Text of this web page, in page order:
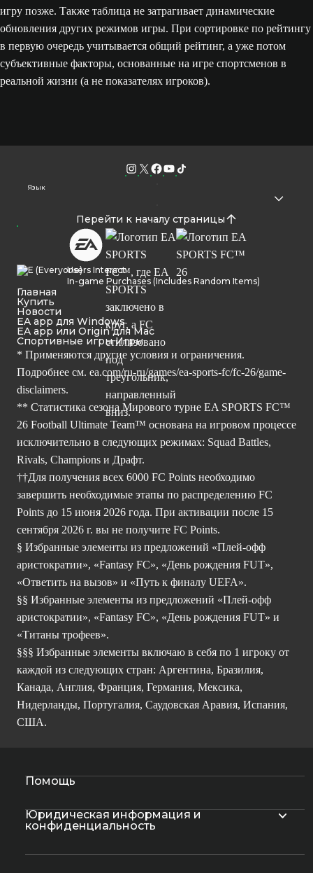
игру позже. Также таблица не затрагивает динамические
обновления других режимов игры. При сортировке по рейтингу
в первую очередь учитывается общий рейтинг, а уже потом
субъективные факторы, основанные на игре спортсменов в
реальной жизни (а не показателях игроков).
Язык
Перейти к началу страницы
Users Interact
In-game Purchases (Includes Random Items)
Главная
Купить
Новости
EA app для Windows
EA app или Origin для Mac
Спортивные игры Игры
* Применяются другие условия и ограничения.
Подробнее см. ea.com/ru-ru/games/ea-sports-fc/fc-26/game-
disclaimers.
** Статистика сезона Мирового турне EA SPORTS FC™
26 Football Ultimate Team™ основана на игровом процессе
исключительно в следующих режимах: Squad Battles,
Rivals, Champions и Драфт.
††Для получения всех 6000 FC Points необходимо
завершить необходимые этапы по распределению FC
Points до 15 июня 2026 года. При активации после 15
сентября 2026 г. вы не получите FC Points.
§ Избранные элементы из предложений «Плей-офф
аристократии», «Fantasy FC», «День рождения FUT»,
«Ответить на вызов» и «Путь к финалу UEFA».
§§ Избранные элементы из предложений «Плей-офф
аристократии», «Fantasy FC», «День рождения FUT» и
«Титаны трофеев».
§§§ Избранные элементы включаю в себя по 1 игроку от
каждой из следующих стран: Аргентина, Бразилия,
Канада, Англия, Франция, Германия, Мексика,
Нидерланды, Португалия, Саудовская Аравия, Испания,
США.
Помощь
Юридическая информация и
конфиденциальность